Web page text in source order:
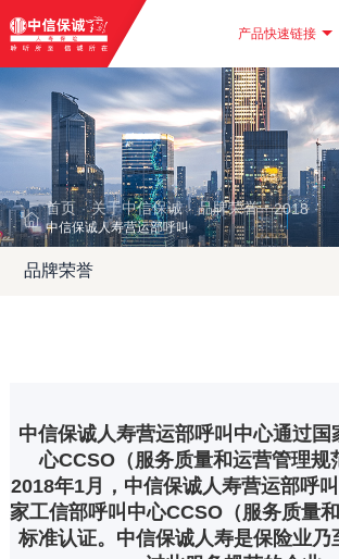
产品快速链接
首页 · 关于中信保诚 · 品牌荣誉 · 2018 ·
中信保诚人寿营运部呼叫中心通过国家工信部呼
品牌荣誉
中信保诚人寿营运部呼叫中心通过国
心CCSO（服务质量和运营管理规
2018年1月，中信保诚人寿营运部呼
家工信部呼叫中心CCSO（服务质量和
标准认证。中信保诚人寿是保险业乃